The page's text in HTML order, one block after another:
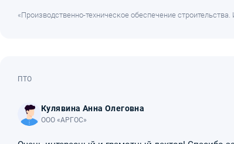
«Производственно-техническое обеспечение
ПТО
Кулявина Анна Олеговна
ООО «АРГОС»